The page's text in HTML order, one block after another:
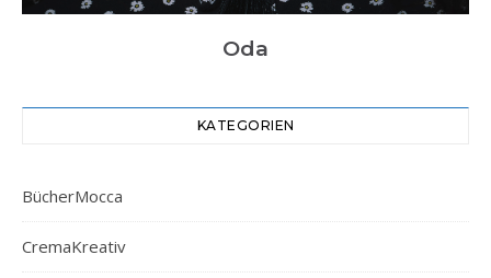
Oda
KATEGORIEN
BücherMocca
CremaKreativ